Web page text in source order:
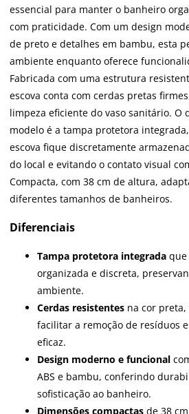
essencial para manter o banheiro
com praticidade. Com um design
de preto e detalhes em bambu, esta
ambiente enquanto oferece
Fabricada com uma estrutura
escova conta com cerdas pretas
limpeza eficiente do vaso sanitário. O
modelo é a tampa protetora
escova fique discretamente
do local e evitando o contato visual
Compacta, com 38 cm de altura,
diferentes tamanhos de banheiros.
Diferenciais
Tampa protetora integrada que
organizada e discreta,
ambiente.
Cerdas resistentes na cor
facilitar a remoção de resíduos
eficaz.
Design moderno e funcional
ABS e bambu, conferindo
sofisticação ao banheiro.
Dimensões compactas de 38